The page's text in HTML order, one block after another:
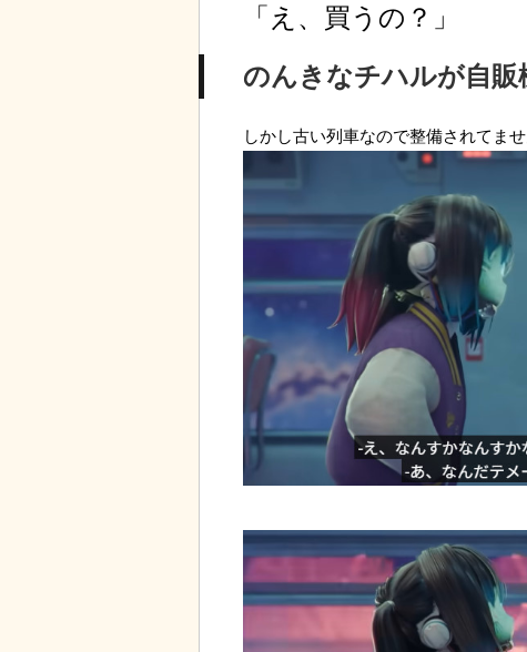
「え、買うの？」
のんきなチハルが自販
しかし古い列車なので整備されてませ